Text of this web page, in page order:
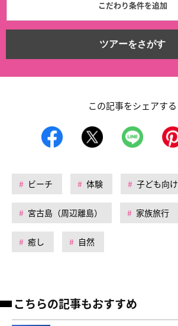
こだわり条件を追加
ツアーをさがす
この記事をシェアする
ビーチ 体験 子ども向け
宮古島（周辺離島） 家族旅行
癒し 自然
こちらの記事もおすすめ